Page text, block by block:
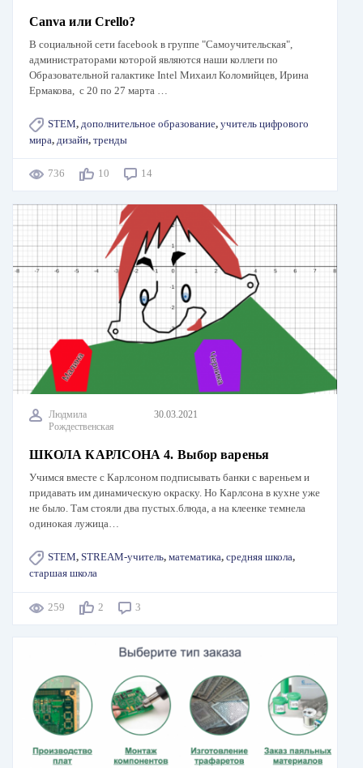
Canva или Crello?
В социальной сети facebook в группе "Самоучительская",
администраторами которой являются наши коллеги по
Образовательной галактике Intel Михаил Коломийцев, Ирина
Ермакова, с 20 по 27 марта …
STEM, дополнительное образование, учитель цифрового
мира, дизайн, тренды
736 10 14
Людмила
Рождественская
30.03.2021
ШКОЛА КАРЛСОНА 4. Выбор варенья
Учимся вместе с Карлсоном подписывать банки с вареньем и
придавать им динамическую окраску. Но Карлсона в кухне уже
не было. Там стояли два пустых.блюда, а на клеенке темнела
одинокая лужица…
STEM, STREAM-учитель, математика, средняя школа,
старшая школа
259 2 3